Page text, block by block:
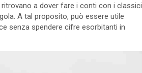
a dover fare i conti con i classici
A tal proposito, può essere utile
senza spendere cifre esorbitanti in